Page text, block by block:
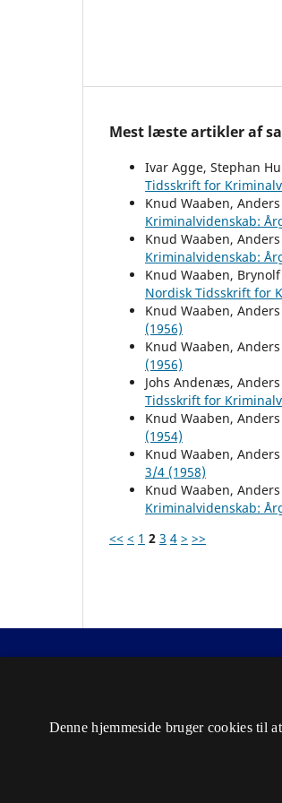
Mest læste artikler af
Ivar Agge, Stephan
Tidsskrift for
Knud Waaben,
Kriminalvidenskab:
Knud Waaben,
Kriminalvidenskab:
Knud Waaben,
Nordisk Tidsskrift for
Knud Waaben,
(1956)
Knud Waaben,
(1956)
Johs Andenæs,
Tidsskrift for
Knud Waaben,
(1954)
Knud Waaben,
3/4 (1958)
Knud Waaben,
Kriminalvidenskab:
<< < 1 2 3 4 > >>
Nordisk Tidsskrift for
ISSN 2446-3051 (Online)
Denne hjemmeside bruger cookies til